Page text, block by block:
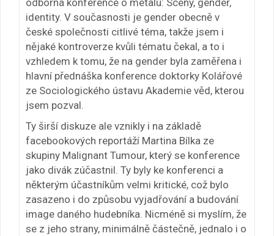
identity. V současnosti je gender obecně v
české společnosti citlivé téma, takže jsem i
nějaké kontroverze kvůli tématu čekal, a to i
vzhledem k tomu, že na gender byla zaměřena i
hlavní přednáška konference doktorky Kolářové
ze Sociologického ústavu Akademie věd, kterou
jsem pozval.
Ty širší diskuze ale vznikly i na základě
facebookových reportáží Martina Bílka ze
skupiny Malignant Tumour, který se konference
jako divák zúčastnil. Ty byly ke konferenci a
některým účastníkům velmi kritické, což bylo
zasazeno i do způsobu vyjadřování a budování
image daného hudebníka. Nicméně si myslím, že
se z jeho strany, minimálně částečně, jednalo i o